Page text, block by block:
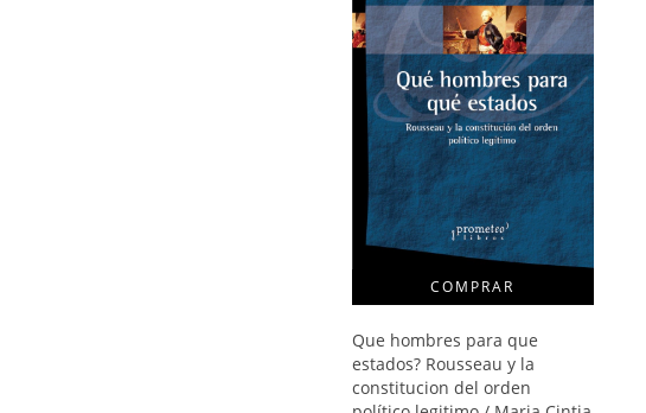
Que hombres para que
estados? Rousseau y la
constitucion del orden